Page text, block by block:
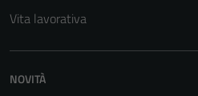
Vita lavorativa
NOVITÀ